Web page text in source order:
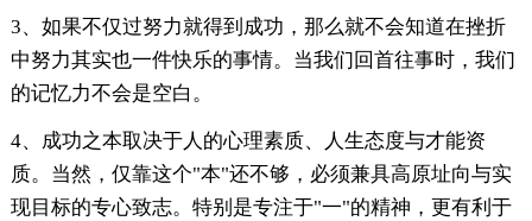
3、如果不仅过努力就得到成功，那么就不会知道在挫折
中努力其实也一件快乐的事情。当我们回首往事时，我们
的记忆力不会是空白。
4、成功之本取决于人的心理素质、人生态度与才能资
质。当然，仅靠这个"本"还不够，必须兼具高原址向与实
现目标的专心致志。特别是专注于"一"的精神，更有利于